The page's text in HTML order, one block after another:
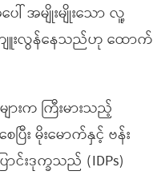
ါ် အမျိုးမျိုးသော လူ့
ကျူးလွန်နေသည်ဟု ထောက်
ားက ကြီးမားသည့်
ပြီး မိုးမောက်နှင့် ဗန်း
င်းဒုက္ခသည် (IDPs)